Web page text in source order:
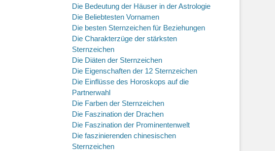
Die Bedeutung der Häuser in der Astrologie
Die Beliebtesten Vornamen
Die besten Sternzeichen für Beziehungen
Die Charakterzüge der stärksten
Sternzeichen
Die Diäten der Sternzeichen
Die Eigenschaften der 12 Sternzeichen
Die Einflüsse des Horoskops auf die
Partnerwahl
Die Farben der Sternzeichen
Die Faszination der Drachen
Die Faszination der Prominentenwelt
Die faszinierenden chinesischen
Sternzeichen